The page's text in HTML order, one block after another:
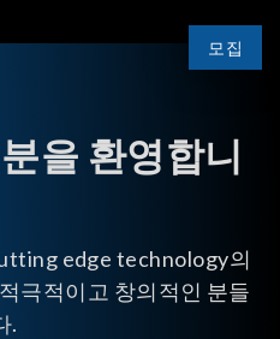
모집
을 환영합니
edge technology의
극적이고 창의적인 분들
.